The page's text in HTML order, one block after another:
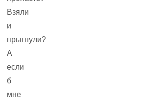
Взяли
и
прыгнули?
А
если
б
мне